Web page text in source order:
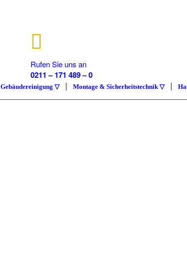
Rufen Sie uns an
0211 – 171 489 – 0
Gebäudereinigung ▽ Montage & Sicherheitstechnik ▽